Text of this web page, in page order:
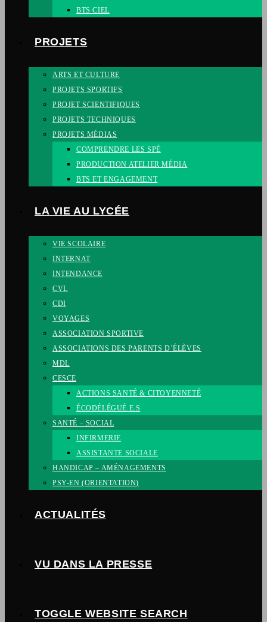
BTS CIEL
PROJETS
ARTS ET CULTURE
PROJETS SPORTIFS
PROJET SCIENTIFIQUES
PROJETS TECHNIQUES
PROJETS MÉDIAS
COMPRENDRE LES SPÉ
PRODUCTION ATELIER MÉDIA
BTS ET ENGAGEMENT
LA VIE AU LYCÉE
VIE SCOLAIRE
INTERNAT
INTENDANCE
CVL
CDI
VOYAGES
ASSOCIATION SPORTIVE
ASSOCIATIONS DES PARENTS D’ÉLÈVES
MDL
CESCE
ACTIONS SANTÉ & CITOYENNETÉ
ÉCODÉLÉGUÉ.E.S
SANTÉ – SOCIAL
INFIRMERIE
ASSISTANTE SOCIALE
HANDICAP – AMÉNAGEMENTS
PSY-EN (ORIENTATION)
ACTUALITÉS
VU DANS LA PRESSE
TOGGLE WEBSITE SEARCH